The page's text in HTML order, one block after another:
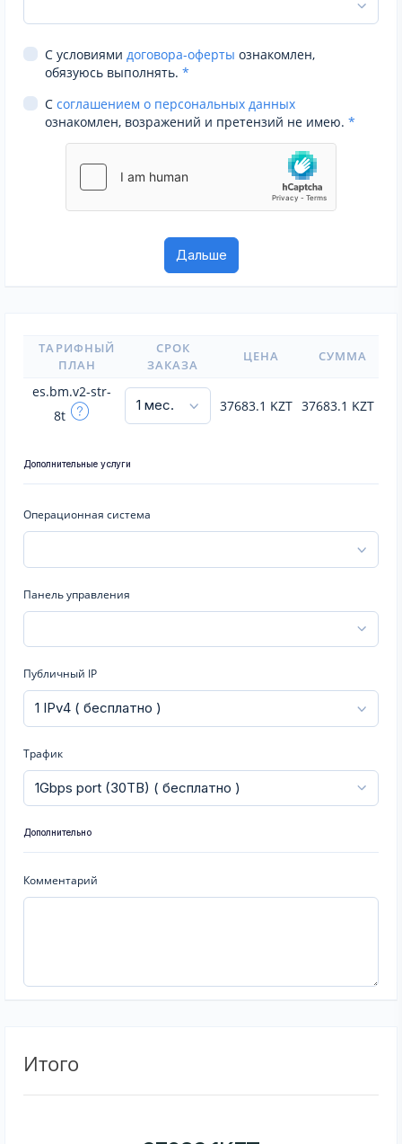
С условиями договора-оферты ознакомлен,
обязуюсь выполнять. *
С соглашением о персональных данных
ознакомлен, возражений и претензий не имею. *
ТАРИФНЫЙ
ПЛАН
СРОК
ЗАКАЗА
ЦЕНА СУММА
es.bm.v2-str-
8t
37683.1 KZT 37683.1 KZT
Дополнительные услуги
Операционная система
Панель управления
Публичный IP
Трафик
Дополнительно
Комментарий
Итого